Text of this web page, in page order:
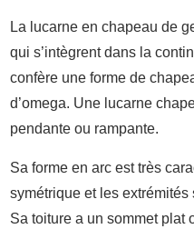
La lucarne en chapeau de
qui s’intègrent dans la
confère une forme de
d’omega. Une lucarne
pendante ou rampante.
Sa forme en arc est très
symétrique et les
Sa toiture a un sommet plat